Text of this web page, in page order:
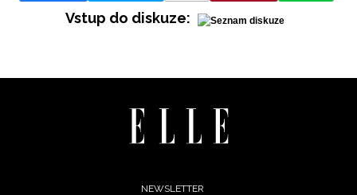
Vstup do diskuze:
NEWSLETTER